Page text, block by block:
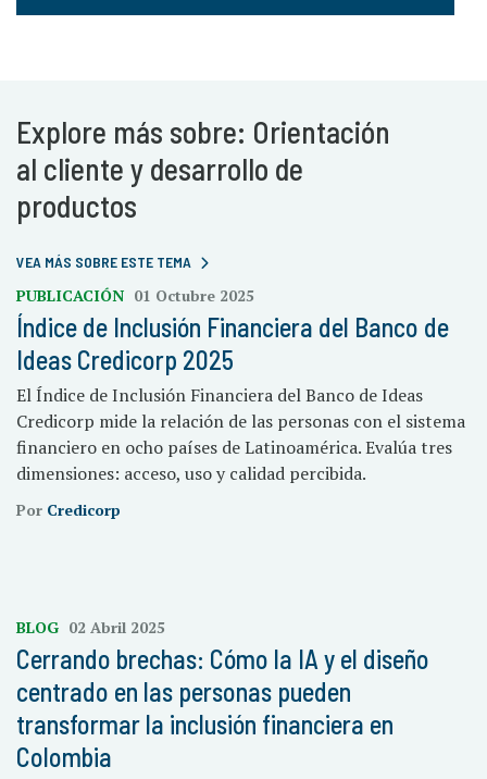
Explore más sobre: Orientación
al cliente y desarrollo de
productos
VEA MÁS SOBRE ESTE TEMA
PUBLICACIÓN 01 Octubre 2025
Índice de Inclusión Financiera del Banco de
Ideas Credicorp 2025
El Índice de Inclusión Financiera del Banco de Ideas
Credicorp mide la relación de las personas con el sistema
financiero en ocho países de Latinoamérica. Evalúa tres
dimensiones: acceso, uso y calidad percibida.
Por Credicorp
BLOG 02 Abril 2025
Cerrando brechas: Cómo la IA y el diseño
centrado en las personas pueden
transformar la inclusión financiera en
Colombia